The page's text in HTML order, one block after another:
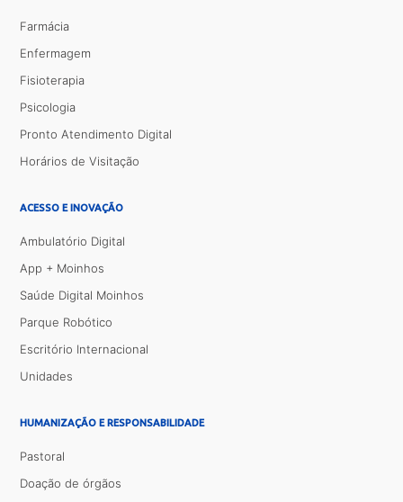
Farmácia
Enfermagem
Fisioterapia
Psicologia
Pronto Atendimento Digital
Horários de Visitação
ACESSO E INOVAÇÃO
Ambulatório Digital
App + Moinhos
Saúde Digital Moinhos
Parque Robótico
Escritório Internacional
Unidades
HUMANIZAÇÃO E RESPONSABILIDADE
Pastoral
Doação de órgãos